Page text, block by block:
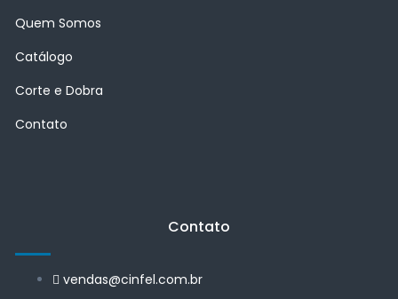
Quem Somos
Catálogo
Corte e Dobra
Contato
Contato
vendas@cinfel.com.br